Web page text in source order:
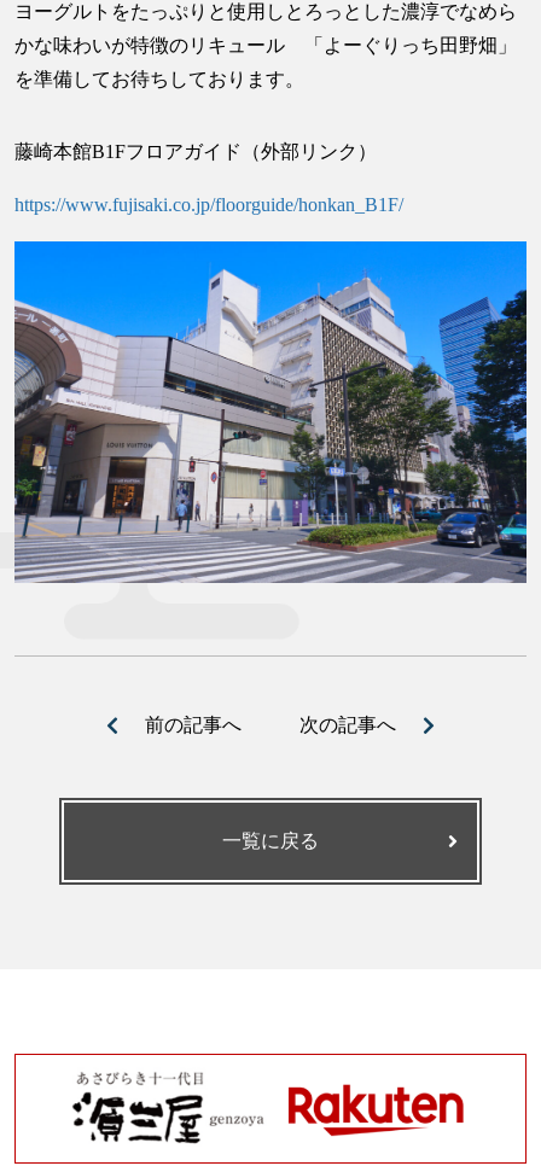
ヨーグルトをたっぷりと使用しとろっとした濃淳でなめら
かな味わいが特徴のリキュール 「よーぐりっち田野畑」
を準備してお待ちしております。
藤崎本館B1Fフロアガイド（外部リンク）
https://www.fujisaki.co.jp/floorguide/honkan_B1F/
前の記事へ 次の記事へ
一覧に戻る